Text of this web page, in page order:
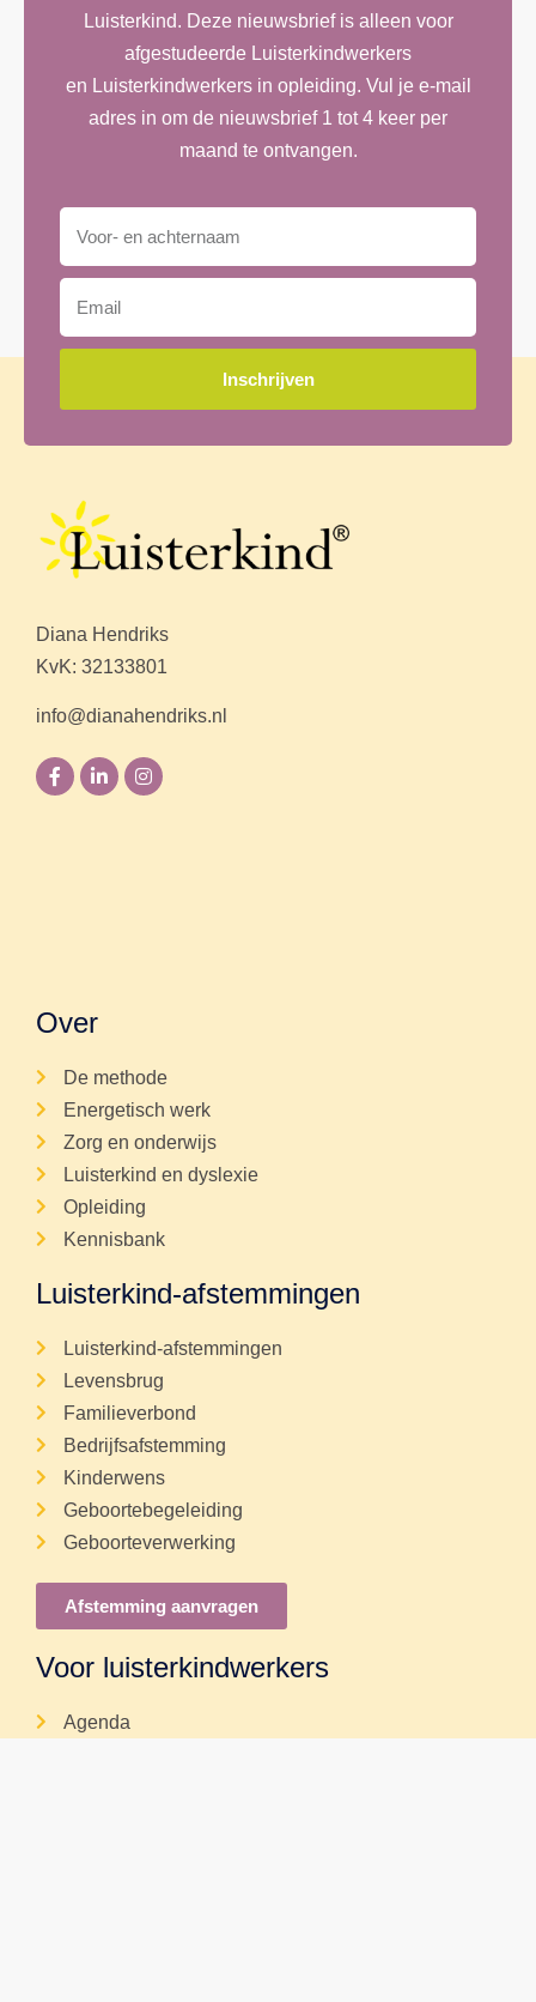
Luisterkind. Deze nieuwsbrief is alleen voor
afgestudeerde Luisterkindwerkers
en Luisterkindwerkers in opleiding. Vul je e-mail
adres in om de nieuwsbrief 1 tot 4 keer per
maand te ontvangen.
Inschrijven
Diana Hendriks
KvK: 32133801
info@dianahendriks.nl
Over
De methode
Energetisch werk
Zorg en onderwijs
Luisterkind en dyslexie
Opleiding
Kennisbank
Luisterkind-afstemmingen
Luisterkind-afstemmingen
Levensbrug
Familieverbond
Bedrijfsafstemming
Kinderwens
Geboortebegeleiding
Geboorteverwerking
Afstemming aanvragen
Voor luisterkindwerkers
Agenda